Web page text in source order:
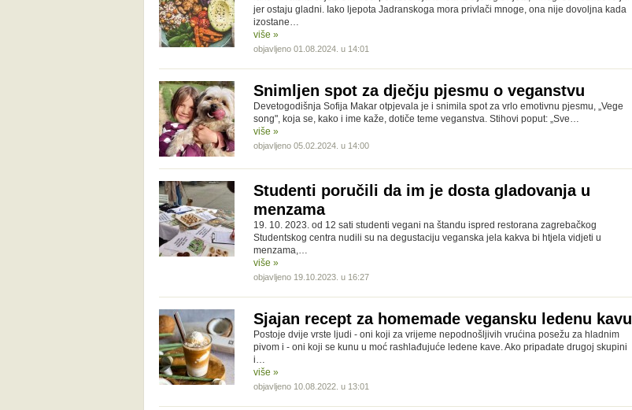
jer ostaju gladni. Iako ljepota Jadranskoga mora privlači mnoge, ona nije dovoljna kada
izostane…
više »
objavljeno 01.08.2024. u 14:01
Snimljen spot za dječju pjesmu o veganstvu
Devetogodišnja Sofija Makar otpjevala je i snimila spot za vrlo emotivnu pjesmu, „Vege
song", koja se, kako i ime kaže, dotiče teme veganstva. Stihovi poput: „Sve…
više »
objavljeno 05.02.2024. u 14:00
Studenti poručili da im je dosta gladovanja u
menzama
19. 10. 2023. od 12 sati studenti vegani na štandu ispred restorana zagrebačkog
Studentskog centra nudili su na degustaciju veganska jela kakva bi htjela vidjeti u
menzama,…
više »
objavljeno 19.10.2023. u 16:27
Sjajan recept za homemade vegansku ledenu kavu
Postoje dvije vrste ljudi - oni koji za vrijeme nepodnošljivih vrućina posežu za hladnim
pivom i - oni koji se kunu u moć rashlađujuće ledene kave. Ako pripadate drugoj skupini
i…
više »
objavljeno 10.08.2022. u 13:01